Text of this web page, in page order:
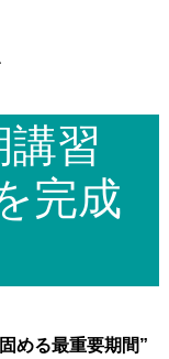
習
完成
める最重要期間”